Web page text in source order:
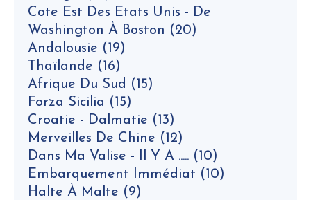
Cote Est Des Etats Unis - De
Washington À Boston (20)
Andalousie (19)
Thaïlande (16)
Afrique Du Sud (15)
Forza Sicilia (15)
Croatie - Dalmatie (13)
Merveilles De Chine (12)
Dans Ma Valise - Il Y A ..... (10)
Embarquement Immédiat (10)
Halte À Malte (9)